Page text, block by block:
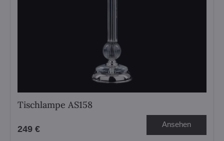
Tischlampe AS158
249 € Ansehen